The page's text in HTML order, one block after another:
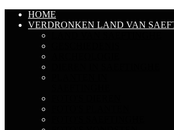
HOME
VERDRONKEN LAND VAN